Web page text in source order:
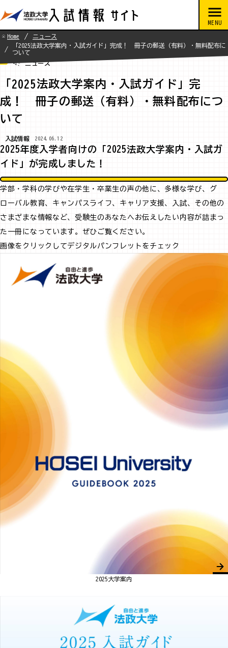
Home
ニュース
「2025法政大学案内・入試ガイド」完成！ 冊子の郵送（有料）・無料配布に
ついて
ニュース
「2025法政大学案内・入試ガイド」完
成！ 冊子の郵送（有料）・無料配布につ
いて
入試情報 2024.06.12
2025年度入学者向けの「2025法政大学案内・入試ガ
イド」が完成しました！
学部・学科の学びや在学生・卒業生の声の他に、多様な学び、グ
ローバル教育、キャンパスライフ、キャリア支援、入試、その他の
さまざまな情報など、受験生のあなたへお伝えしたい内容が詰まっ
た一冊になっています。ぜひご覧ください。
画像をクリックしてデジタルパンフレットをチェック
2025大学案内